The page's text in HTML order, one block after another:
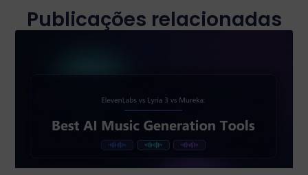
Publicações relacionadas